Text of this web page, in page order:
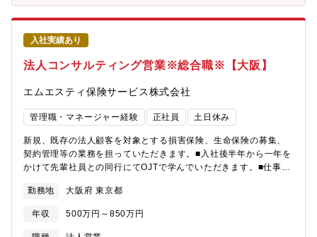
入社実績あり
法人コンサルティング営業※総合職※【大阪】
エムエスティ保険サービス株式会社
管理職・マネージャー経験 正社員 土日休み
新規、既存の法人顧客を対象とする損害保険、生命保険の募集、
契約管理等の業務を担っていただきます。■入社後半年から一年を
かけて先輩社員との同行にてOJTで学んでいただきます。■仕事詳
にとって適切な保険プログラムを提案いたします。■担当企業数に
ついて:担当企業数は規模にもよりますが、30～70社前後となりま
す。■担当企業について：三菱UFJ銀行の取引先である企業様を紹
介して頂きます。そのため、大手～中堅企業を中心に担当してい
勤務地 大阪府 東京都
年収 500万円～850万円